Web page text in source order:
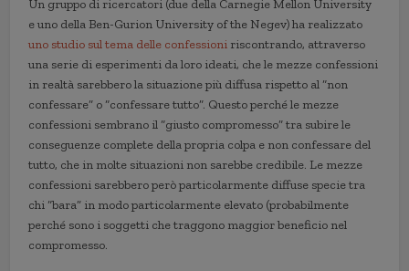
Un gruppo di ricercatori (due della Carnegie Mellon University
e uno della Ben-Gurion University of the Negev) ha realizzato
uno studio sul tema delle confessioni riscontrando, attraverso
una serie di esperimenti da loro ideati, che le mezze confessioni
in realtà sarebbero la situazione più diffusa rispetto al “non
confessare” o “confessare tutto”. Questo perché le mezze
confessioni sembrano il “giusto compromesso” tra subire le
conseguenze complete della propria colpa e non confessare del
tutto, che in molte situazioni non sarebbe credibile. Le mezze
confessioni sarebbero però particolarmente diffuse specie tra
chi “bara” in modo particolarmente elevato (probabilmente
perché sono i soggetti che traggono maggior beneficio nel
compromesso.